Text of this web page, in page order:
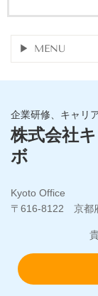
MENU
企業研修、キャリ
株式会社
ボ
Kyoto Office
〒616-8122 京都